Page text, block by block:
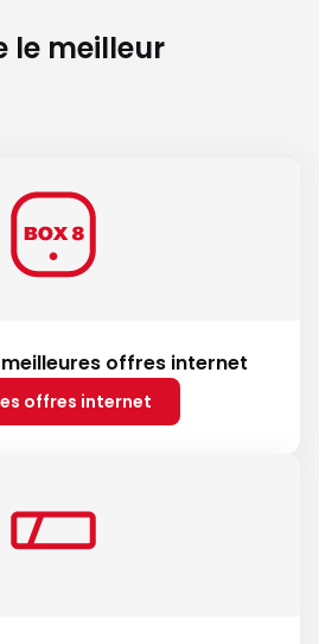
le meilleur
offres internet
offres internet